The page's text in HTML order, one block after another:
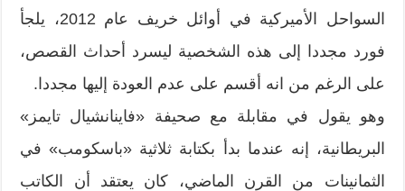
السواحل الأميركية في أوائل خريف عام 2012، يلجأ
فورد مجددا إلى هذه الشخصية ليسرد أحداث القصص،
على الرغم من انه أقسم على عدم العودة إليها مجددا.
وهو يقول في مقابلة مع صحيفة «فاينانشيال تايمز»
البريطانية، إنه عندما بدأ بكتابة ثلاثية «باسكومب» في
الثمانينات من القرن الماضي، كان يعتقد أن الكاتب